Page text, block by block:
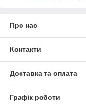
Про нас
Контакти
Доставка та оплата
Графік роботи